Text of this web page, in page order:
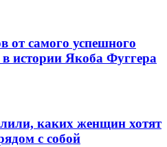
от самого успешного
истории Якоба Фуггера
каких женщин хотят
с собой